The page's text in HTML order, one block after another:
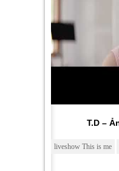
T.D –
liveshow This is me